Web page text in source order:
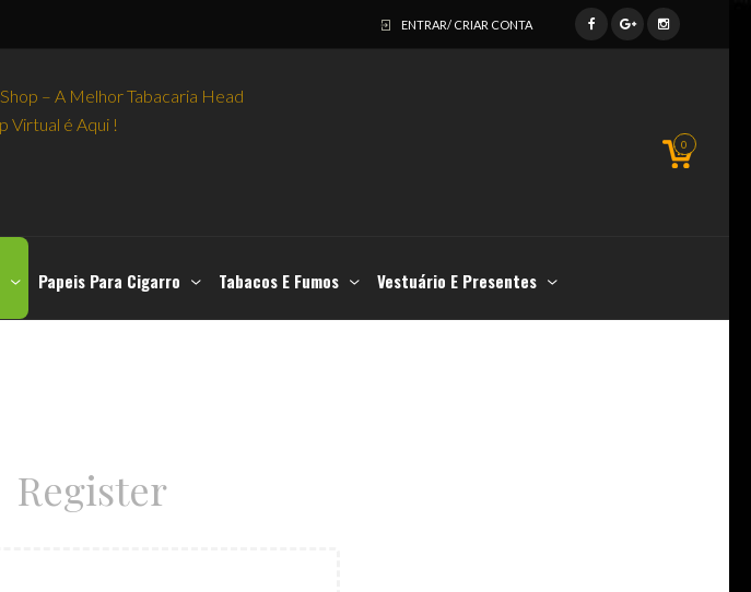
ENTRAR/ CRIAR CONTA
0
Papeis Para Cigarro Tabacos E Fumos Vestuário E Presentes
Register